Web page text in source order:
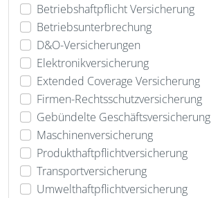
Betriebshaftpflicht Versicherung
Betriebsunterbrechung
D&O-Versicherungen
Elektronikversicherung
Extended Coverage Versicherung
Firmen-Rechtsschutzversicherung
Gebündelte Geschäftsversicherung
Maschinenversicherung
Produkthaftpflichtversicherung
Transportversicherung
Umwelthaftpflichtversicherung